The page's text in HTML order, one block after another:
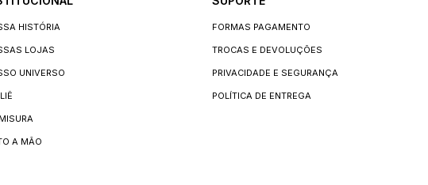
HISTÓRIA
LOJAS
UNIVERSO
A MÃO
FORMAS PAGAMENTO
TROCAS E DEVOLUÇÕES
PRIVACIDADE E SEGURANÇA
POLÍTICA DE ENTREGA